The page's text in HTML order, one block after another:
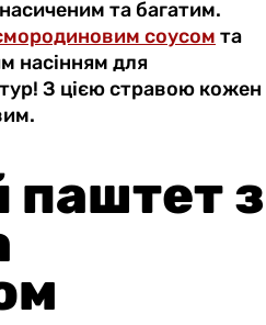
та багатим.
соусом та
насінням для
З цією стравою кожен
паштет з